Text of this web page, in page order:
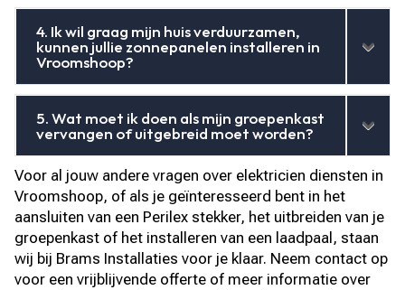
4. Ik wil graag mijn huis verduurzamen,
kunnen jullie zonnepanelen installeren in
Vroomshoop?
5. Wat moet ik doen als mijn groepenkast
vervangen of uitgebreid moet worden?
Voor al jouw andere vragen over elektricien diensten in
Vroomshoop, of als je geïnteresseerd bent in het
aansluiten van een Perilex stekker, het uitbreiden van je
groepenkast of het installeren van een laadpaal, staan
wij bij Brams Installaties voor je klaar. Neem contact op
voor een vrijblijvende offerte of meer informatie over